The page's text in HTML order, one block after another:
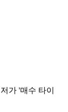
가 '매수 타이